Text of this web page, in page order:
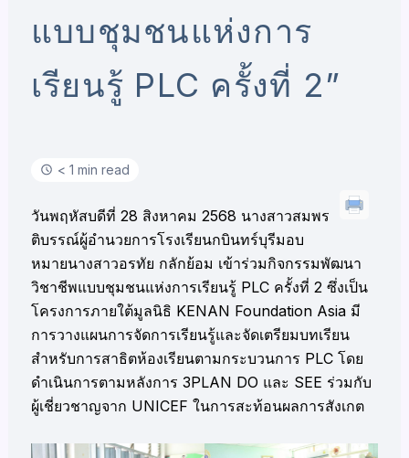
แบบชุมชนแห่งการ
เรียนรู้ PLC ครั้งที่ 2”
< 1 min read
วันพฤหัสบดีที่ 28 สิงหาคม 2568 นางสาวสมพร
ติบรรณ์ผู้อำนวยการโรงเรียนกบินทร์บุรีมอบ
หมายนางสาวอรทัย กลักย้อม เข้าร่วมกิจกรรมพัฒนา
วิชาชีพแบบชุมชนแห่งการเรียนรู้ PLC ครั้งที่ 2 ซึ่งเป็น
โครงการภายใต้มูลนิธิ KENAN Foundation Asia มี
การวางแผนการจัดการเรียนรู้และจัดเตรียมบทเรียน
สำหรับการสาธิตห้องเรียนตามกระบวนการ PLC โดย
ดำเนินการตามหลังการ 3PLAN DO และ SEE ร่วมกับ
ผู้เชี่ยวชาญจาก UNICEF ในการสะท้อนผลการสังเกต